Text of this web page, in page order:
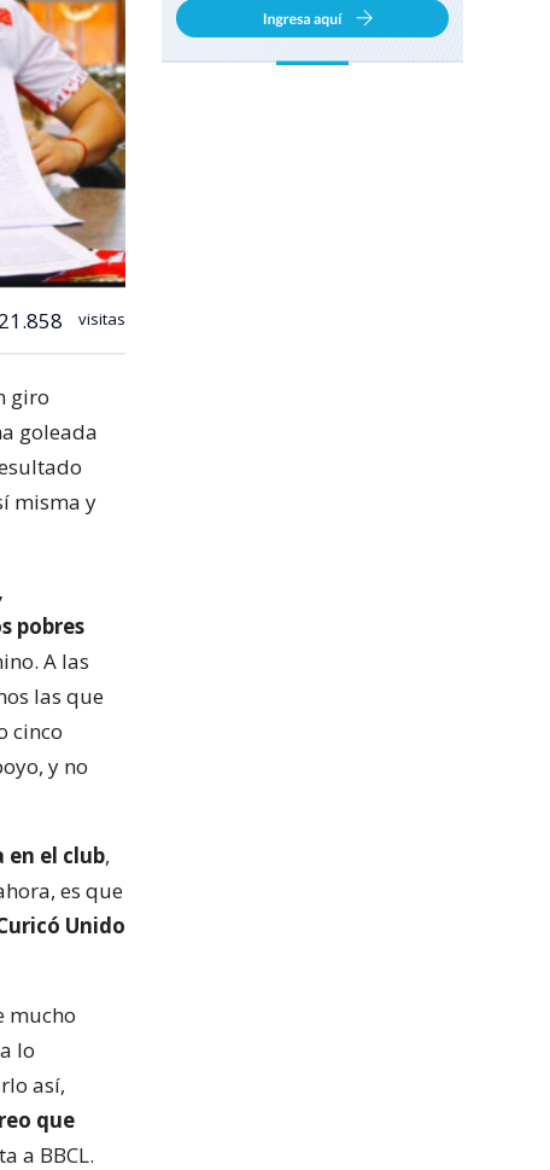
21.858 visitas
giro
goleada
misma y
pobres
A las
las que
cinco
y no
el club,
es que
Unido
mucho
lo
así,
que
a BBCL.